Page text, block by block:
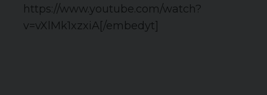
https://www.youtube.com/watch?
v=vXlMk1xzxiA[/embedyt]